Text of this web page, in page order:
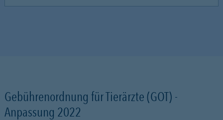
Gebührenordnung für Tierärzte (GOT) -
Anpassung 2022